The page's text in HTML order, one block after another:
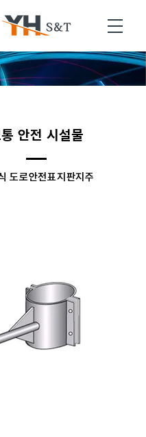
안전 시설물
도로안전표지판지주